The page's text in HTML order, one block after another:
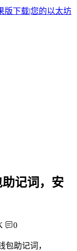
记词，安
0
包助记词，